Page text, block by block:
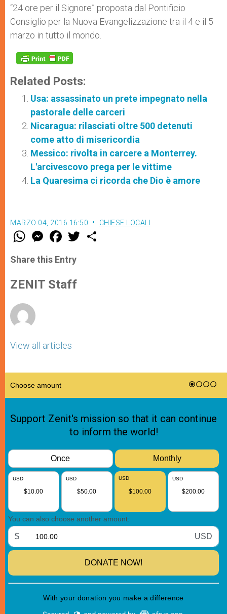
“24 ore per il Signore” proposta dal Pontificio
Consiglio per la Nuova Evangelizzazione tra il 4 e il 5
marzo in tutto il mondo.
Related Posts:
Usa: assassinato un prete impegnato nella
pastorale delle carceri
Nicaragua: rilasciati oltre 500 detenuti
come atto di misericordia
Messico: rivolta in carcere a Monterrey.
L'arcivescovo prega per le vittime
La Quaresima ci ricorda che Dio è amore
MARZO 04, 2016 16:50 CHIESE LOCALI
W
t
s
p
p
M
e
s
e
g
e
F
a
e
b
o
k
w
Share this Entry
ZENIT Staff
View all articles